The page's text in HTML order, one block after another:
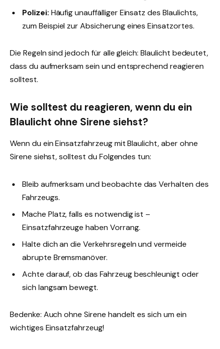
Polizei: Häufig unauffälliger Einsatz des Blaulichts,
zum Beispiel zur Absicherung eines Einsatzortes.
Die Regeln sind jedoch für alle gleich: Blaulicht bedeutet,
dass du aufmerksam sein und entsprechend reagieren
solltest.
Wie solltest du reagieren, wenn du ein
Blaulicht ohne Sirene siehst?
Wenn du ein Einsatzfahrzeug mit Blaulicht, aber ohne
Sirene siehst, solltest du Folgendes tun:
Bleib aufmerksam und beobachte das Verhalten des
Fahrzeugs.
Mache Platz, falls es notwendig ist –
Einsatzfahrzeuge haben Vorrang.
Halte dich an die Verkehrsregeln und vermeide
abrupte Bremsmanöver.
Achte darauf, ob das Fahrzeug beschleunigt oder
sich langsam bewegt.
Bedenke: Auch ohne Sirene handelt es sich um ein
wichtiges Einsatzfahrzeug!